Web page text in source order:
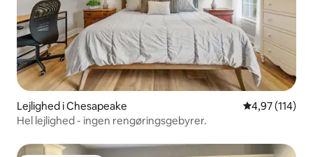
Lejlighed i Chesapeake 4,97 ud af 5 i
4,97 (114)
Hel lejlighed - ingen rengøringsgebyrer.